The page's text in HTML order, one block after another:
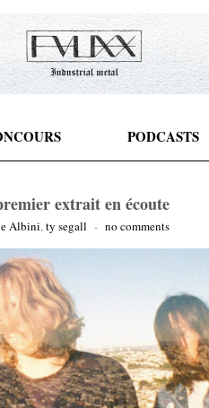
PODCASTS
extrait en écoute
Albini,ty segall - no comments